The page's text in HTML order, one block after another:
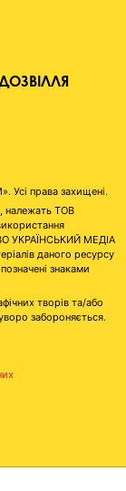
ДОЗВІЛЛЯ
права захищені.
належать ТОВ
УКРАЇНСЬКИЙ МЕДІА
даного ресурсу
знаками
творів та/або
забороняється.